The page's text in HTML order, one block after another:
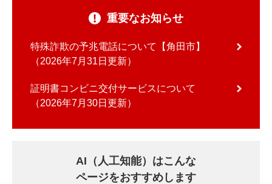
重要なお知らせ
特殊詐欺の予兆電話について【角田市】
2026年7月31日更新
証明書コンビニ交付サービスについて
2026年7月30日更新
AI（人工知能）はこんな
ページをおすすめします